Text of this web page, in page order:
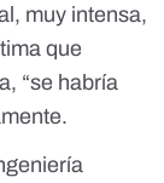
muy intensa,
que
“se habría